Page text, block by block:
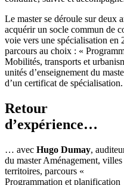
Le master se déroule sur deux
acquérir un socle commun de
voie vers une spécialisation en
parcours au choix : «
Mobilités, transports et
unités d’enseignement du
d’un certificat de spécialisation.
Retour
d’expérience…
… avec Hugo Dumay,
du master Aménagement, villes
territoires, parcours «
Programmation et planification